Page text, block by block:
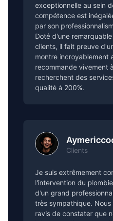
exceptionnelle au sein
compétence est
par son
Doté d'une
clients, il fait preuve
montre incroyablement
recommande vivement
recherchent des
qualité à 200%.
Clients
Je suis extrêmement
l'intervention du
d'un grand
très sympathique.
ravis de constater que